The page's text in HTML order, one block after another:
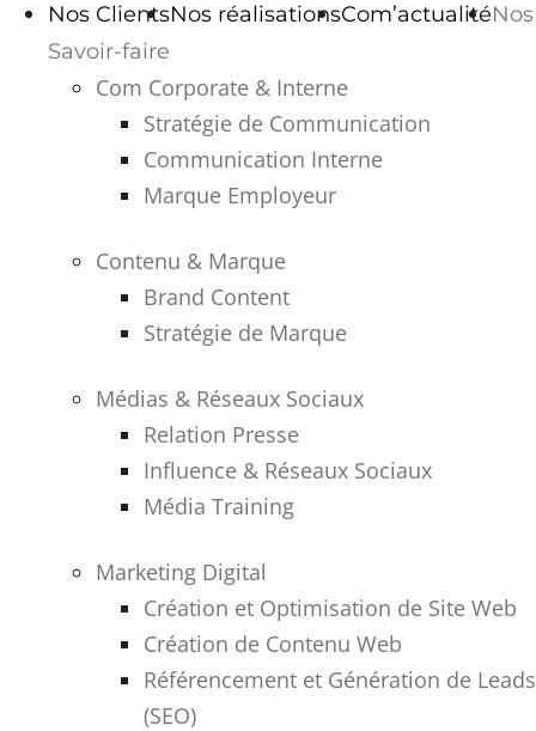
Nos ClientsNos réalisationsCom’actualitéNos
Savoir-faire
Com Corporate & Interne
Stratégie de Communication
Communication Interne
Marque Employeur
Contenu & Marque
Brand Content
Stratégie de Marque
Médias & Réseaux Sociaux
Relation Presse
Influence & Réseaux Sociaux
Média Training
Marketing Digital
Création et Optimisation de Site Web
Création de Contenu Web
Référencement et Génération de Leads
(SEO)